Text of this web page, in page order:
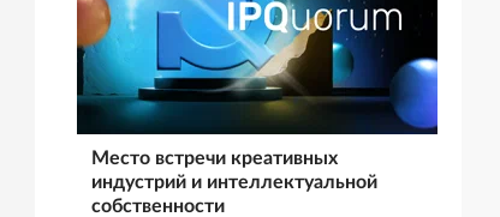
Место встречи креативных
индустрий и интеллектуальной
собственности